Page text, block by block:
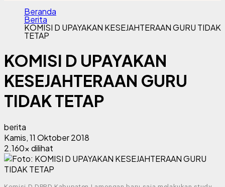
Beranda
Berita
KOMISI D UPAYAKAN KESEJAHTERAAN GURU TIDAK
TETAP
KOMISI D UPAYAKAN
KESEJAHTERAAN GURU
TIDAK TETAP
berita
Kamis, 11 Oktober 2018
2.160x dilihat